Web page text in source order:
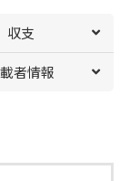
収支
者情報